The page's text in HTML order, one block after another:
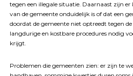
tegen een illegale situatie. Daarnaast zijn er
van de gemeente onduidelijk is of dat een
doordat de gemeente niet optreedt tegen
langdurige en kostbare procedures nodig
krijgt.
Problemen die gemeenten zien: er zijn te